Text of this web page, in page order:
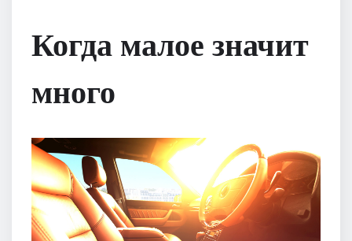
Когда малое значит
много